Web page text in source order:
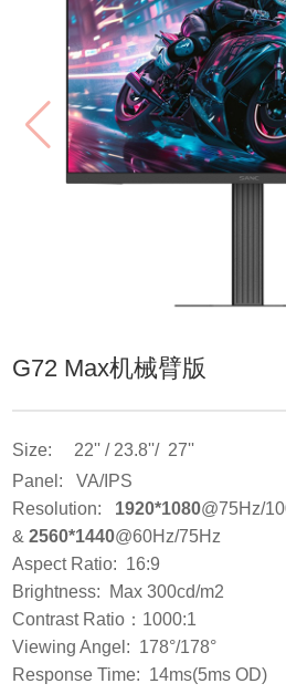
G72 Max机械臂版
Size: 22'' / 23.8''/ 27''
Panel: VA/IPS
Resolution: 1920*1080@75Hz/
&2560*1440@60Hz/75Hz
Aspect Ratio: 16:9
Brightness: Max 300cd/m2
Contrast Ratio：1000:1
Viewing Angel: 178°/178°
Response Time: 14ms(5ms OD)